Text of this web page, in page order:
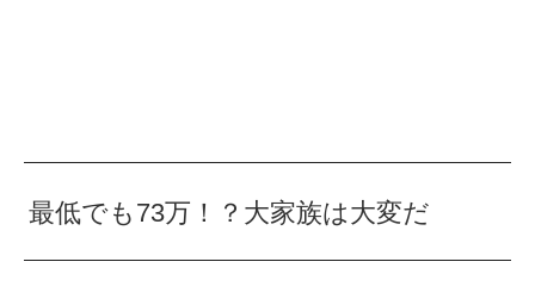
最低でも73万！？大家族は大変だ